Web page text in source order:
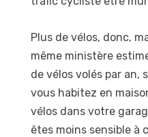
Plus de vélos, donc,
même ministère
de vélos volés par an,
vous habitez en
vélos dans votre
êtes moins sensible à